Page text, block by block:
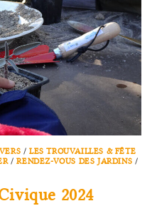
/LES TROUVAILLES & FÊTE
/RENDEZ-VOUS DES JARDINS /
2024